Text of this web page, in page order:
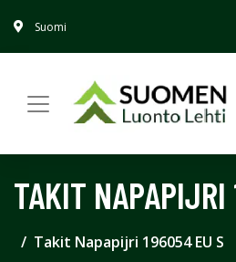
Suomi
TAKIT
Takit Napapijri 196054 EU S